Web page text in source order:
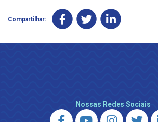
Compartilhar:
Nossas Redes Sociais